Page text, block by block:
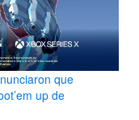
que
up de